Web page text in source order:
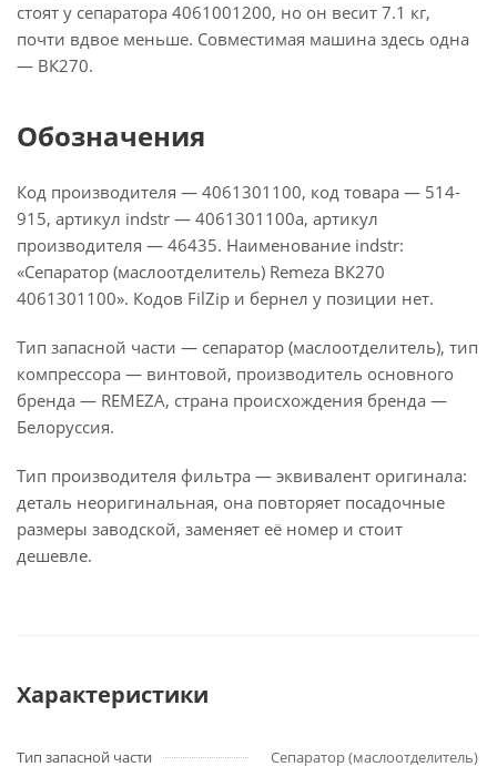
стоят у сепаратора 4061001200, но он весит 7.1 кг,
почти вдвое меньше. Совместимая машина здесь одна
— ВК270.
Обозначения
Код производителя — 4061301100, код товара — 514-
915, артикул indstr — 4061301100а, артикул
производителя — 46435. Наименование indstr:
«Сепаратор (маслоотделитель) Remeza ВК270
4061301100». Кодов FilZip и бернел у позиции нет.
Тип запасной части — сепаратор (маслоотделитель), тип
компрессора — винтовой, производитель основного
бренда — REMEZA, страна происхождения бренда —
Белоруссия.
Тип производителя фильтра — эквивалент оригинала:
деталь неоригинальная, она повторяет посадочные
размеры заводской, заменяет её номер и стоит
дешевле.
Характеристики
Тип запасной части
Сепаратор (маслоотделитель)